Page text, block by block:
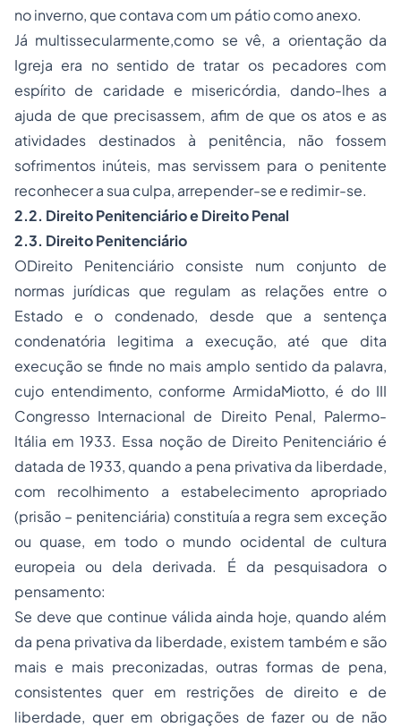
no inverno, que contava com um pátio como anexo.
Já multissecularmente,como se vê, a orientação da
Igreja era no sentido de tratar os pecadores com
espírito de caridade e misericórdia, dando-lhes a
ajuda de que precisassem, afim de que os atos e as
atividades destinados à penitência, não fossem
sofrimentos inúteis, mas servissem para o penitente
reconhecer a sua culpa, arrepender-se e redimir-se.
2.2. Direito Penitenciário e Direito Penal
2.3. Direito Penitenciário
ODireito Penitenciário consiste num conjunto de
normas jurídicas que regulam as relações entre o
Estado e o condenado, desde que a sentença
condenatória legitima a execução, até que dita
execução se finde no mais amplo sentido da palavra,
cujo entendimento, conforme ArmidaMiotto, é do III
Congresso Internacional de Direito Penal, Palermo-
Itália em 1933. Essa noção de Direito Penitenciário é
datada de 1933, quando a pena privativa da liberdade,
com recolhimento a estabelecimento apropriado
(prisão – penitenciária) constituía a regra sem exceção
ou quase, em todo o mundo ocidental de cultura
europeia ou dela derivada. É da pesquisadora o
pensamento:
Se deve que continue válida ainda hoje, quando além
da pena privativa da liberdade, existem também e são
mais e mais preconizadas, outras formas de pena,
consistentes quer em restrições de direito e de
liberdade, quer em obrigações de fazer ou de não